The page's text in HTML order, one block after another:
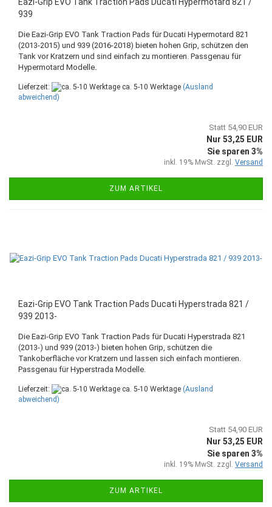
939
Die Eazi-Grip EVO Tank Traction Pads für Ducati Hypermotard 821
(2013-2015) und 939 (2016-2018) bieten hohen Grip, schützen den
Tank vor Kratzern und sind einfach zu montieren. Passgenau für
Hypermotard Modelle.
Lieferzeit: ca. 5-10 Werktage (Ausland
abweichend)
Statt 54,90 EUR
Nur 53,25 EUR
Sie sparen 3%
inkl. 19% MwSt. zzgl. Versand
ZUM ARTIKEL
Eazi-Grip EVO Tank Traction Pads Ducati Hyperstrada 821 /
939 2013-
Die Eazi-Grip EVO Tank Traction Pads für Ducati Hyperstrada 821
(2013-) und 939 (2013-) bieten hohen Grip, schützen die
Tankoberfläche vor Kratzern und lassen sich einfach montieren.
Passgenau für Hyperstrada Modelle.
Lieferzeit: ca. 5-10 Werktage (Ausland
abweichend)
Statt 54,90 EUR
Nur 53,25 EUR
Sie sparen 3%
inkl. 19% MwSt. zzgl. Versand
ZUM ARTIKEL